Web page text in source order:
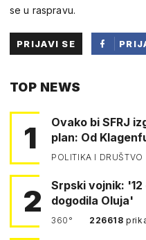
se u raspravu.
PRIJAVI SE
TOP NEWS
1
Ovako bi SFRJ
plan: Od
POLITIKA I DRUŠTVO
2
Srpski vojnik:
dogodila Oluja'
360° 226618